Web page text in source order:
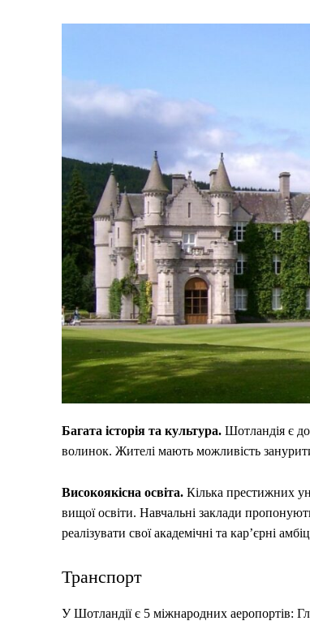
Багата історія та культура. Шотландія є
волинок. Жителі мають можливість
Високоякісна освіта. Кілька престижних
вищої освіти. Навчальні заклади
реалізувати свої академічні та кар’єрні
Транспорт
У Шотландії є 5 міжнародних аеропортів: